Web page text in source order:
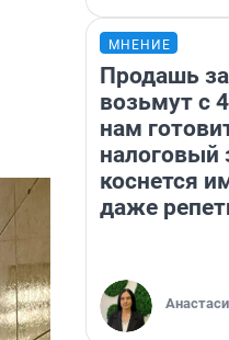
МНЕНИЕ
Продашь
возьмут с
нам
налоговый
коснется
даже